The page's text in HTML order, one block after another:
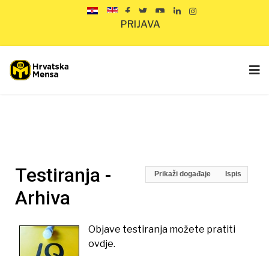
PRIJAVA
Prikaži događaje Ispis
Testiranja -
Arhiva
Objave testiranja možete pratiti
ovdje.